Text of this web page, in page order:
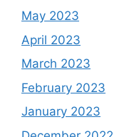
May 2023
April 2023
March 2023
February 2023
January 2023